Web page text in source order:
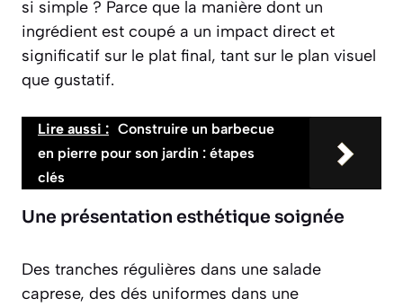
si simple ? Parce que la manière dont un
ingrédient est coupé a un impact direct et
significatif sur le plat final, tant sur le plan visuel
que gustatif.
Lire aussi : Construire un barbecue
en pierre pour son jardin : étapes
clés
Une présentation esthétique soignée
Des tranches régulières dans une salade
caprese, des dés uniformes dans une